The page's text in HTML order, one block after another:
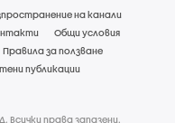
на канали
Общи условия
Правила за ползване
публикации
Всички права запазени.